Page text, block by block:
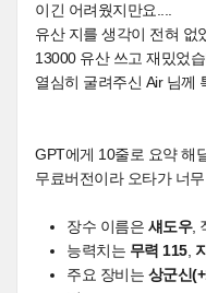
이긴 어려웠지만요....
유산 지를 생각이 전혀 없
13000 유산 쓰고 재밌었
열심히 굴려주신 Air 님께
GPT에게 10줄로 요약 해
무료버전이라 오타가 너
장수 이름은 섀도우,
능력치는 무력 115,
주요 장비는 상군신